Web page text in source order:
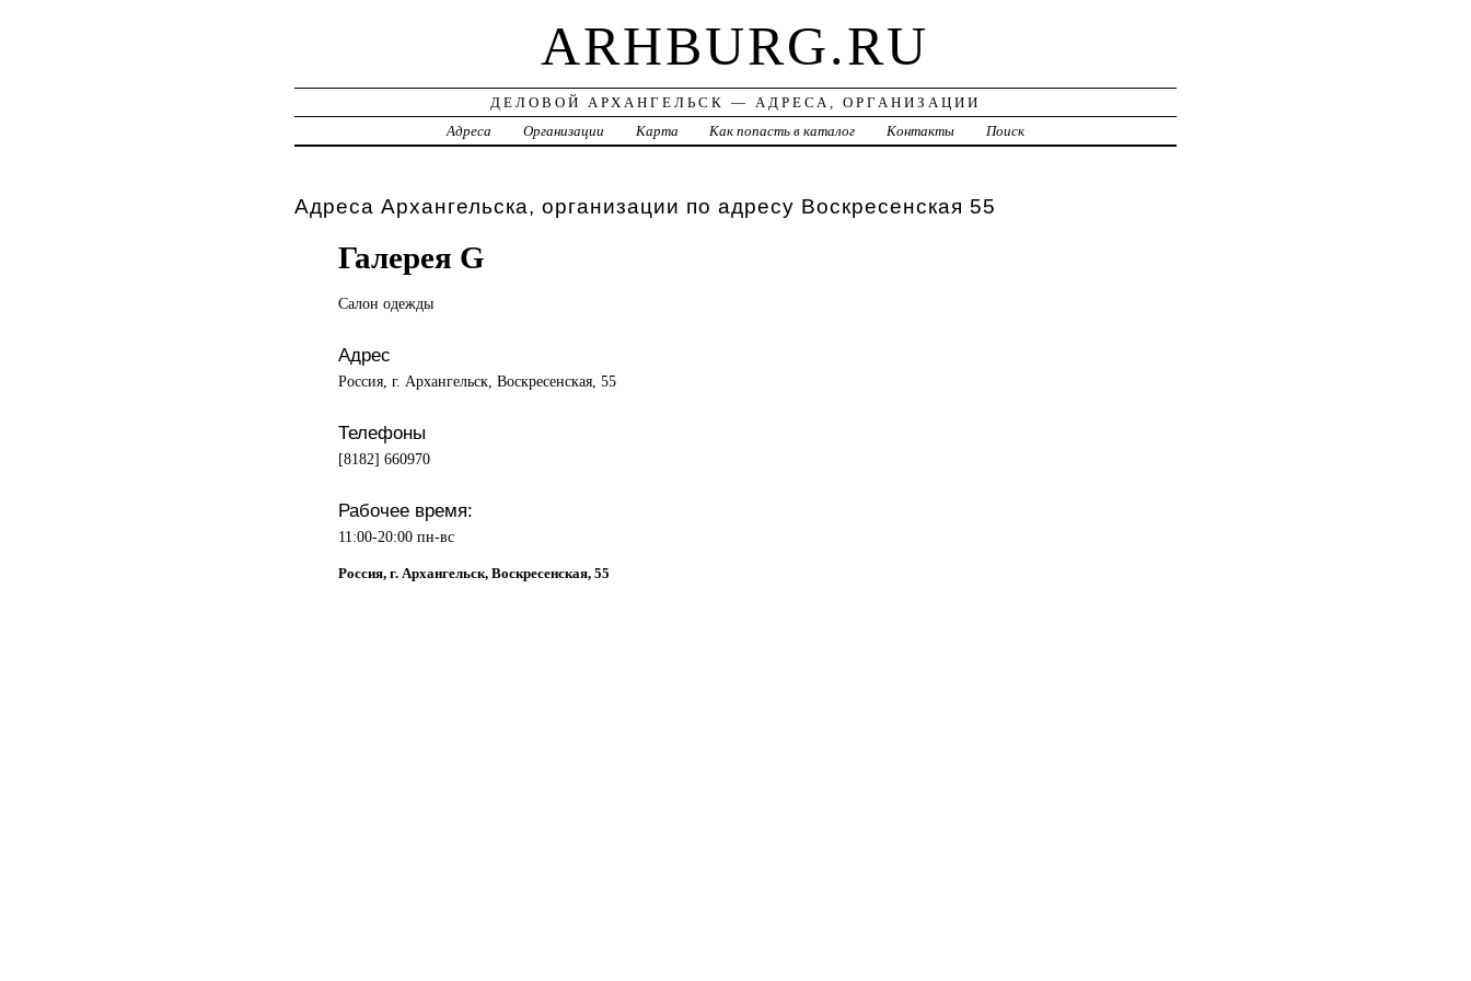
ARHBURG.RU
ДЕЛОВОЙ АРХАНГЕЛЬСК — АДРЕСА, ОРГАНИЗАЦИИ
Адреса
Организации Карта Как попасть в каталог Контакты Поиск
Адреса Архангельска, организации по адресу Воскресенская 55
Галерея G
Салон одежды
Адрес
Россия, г. Архангельск, Воскресенская, 55
Телефоны
[8182] 660970
Рабочее время:
11:00-20:00 пн-вс
Россия, г. Архангельск, Воскресенская, 55